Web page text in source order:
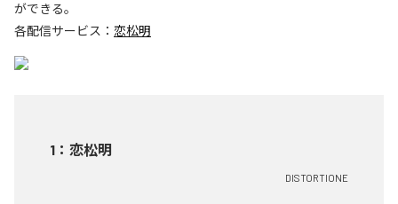
ができる。
各配信サービス： 恋松明
1 ： 恋松明
DISTORTIONE